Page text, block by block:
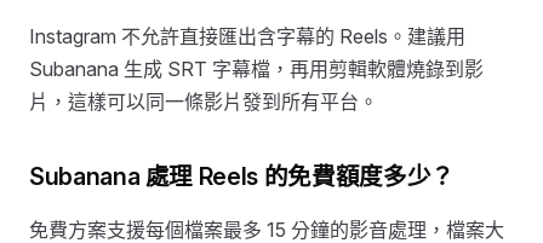
Instagram 不允許直接匯出含字幕的 Reels。建議用
Subanana 生成 SRT 字幕檔，再用剪輯軟體燒錄到影
片，這樣可以同一條影片發到所有平台。
Subanana 處理 Reels 的免費額度多少？
免費方案支援每個檔案最多 15 分鐘的影音處理，檔案大